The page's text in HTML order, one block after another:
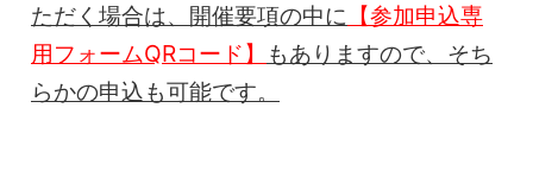
ただく場合は、開催要項の中に 【参加申込専
用フォームQRコード】
もありますので、そち
らかの申込も可能です。